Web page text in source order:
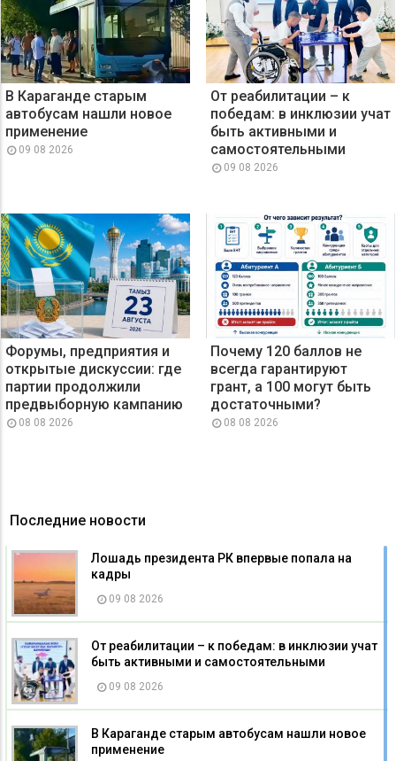
В Караганде старым
автобусам нашли новое
применение
09 08 2026
От реабилитации – к
победам: в инклюзии учат
быть активными и
самостоятельными
09 08 2026
Форумы, предприятия и
открытые дискуссии: где
партии продолжили
предвыборную кампанию
08 08 2026
Почему 120 баллов не
всегда гарантируют
грант, а 100 могут быть
достаточными?
08 08 2026
Последние новости
Лошадь президента РК впервые попала на
кадры
09 08 2026
От реабилитации – к победам: в инклюзии учат
быть активными и самостоятельными
09 08 2026
В Караганде старым автобусам нашли новое
применение